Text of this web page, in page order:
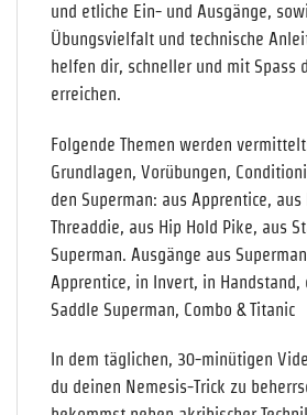
und etliche Ein- und Ausgänge,
Übungsvielfalt und technische
helfen dir, schneller und mit Spass
erreichen.
Folgende Themen werden
Grundlagen, Vorübungen,
den Superman: aus Apprentice, aus
Threaddie, aus Hip Hold Pike, aus
Superman. Ausgänge aus
Apprentice, in Invert, in Handstand,
Saddle Superman, Combo & Titanic
In dem täglichen, 30-minütigen
du deinen Nemesis-Trick zu